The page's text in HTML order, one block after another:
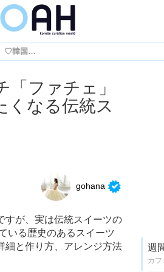
韓国のフルーツポンチ「ファチェ」♡韓国人が夏に食べたくなる伝統スイーツって？
ファチェ」
なる伝統ス
gohana
すが、実は伝統スイーツの
いる歴史のあるスイーツ
と作り方、アレンジ方法
週
カフ